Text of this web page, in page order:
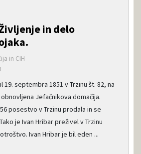
in delo
in CIH
19. septembra 1851 v Trzinu št. 82, na
Jefačnikova domačija.
posestvo v Trzinu prodala in se
je Ivan Hribar preživel v Trzinu
Ivan Hribar je bil eden ...